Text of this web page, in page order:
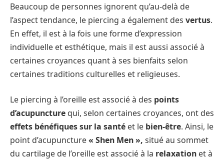
Beaucoup de personnes ignorent qu’au-delà de
l’aspect tendance, le piercing a également des vertus.
En effet, il est à la fois une forme d’expression
individuelle et esthétique, mais il est aussi associé à
certaines croyances quant à ses bienfaits selon
certaines traditions culturelles et religieuses.
Le piercing à l’oreille est associé à des points
d’acupuncture qui, selon certaines croyances, ont des
effets bénéfiques sur la santé et le bien-être. Ainsi, le
point d’acupuncture« Shen Men », situé au sommet
du cartilage de l’oreille est associé à la relaxation et à